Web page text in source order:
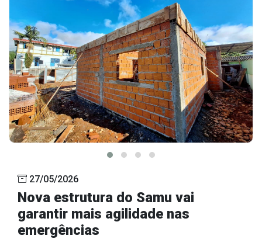
27/05/2026
Nova estrutura do Samu vai
garantir mais agilidade nas
emergências